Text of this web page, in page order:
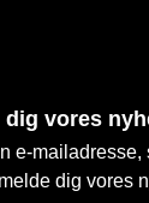
dig vores
e-
dig vores